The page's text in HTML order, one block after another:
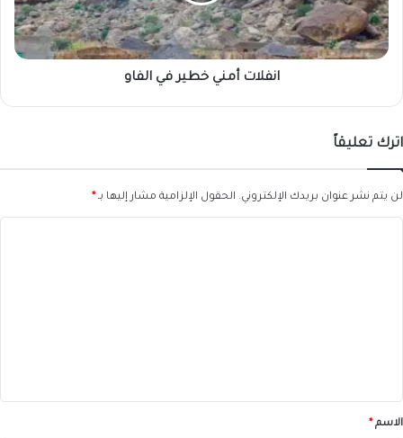
انفلات أمني خطير في الفاو
اترك تعليقاً
لن يتم نشر عنوان بريدك الإلكتروني. الحقول الإلزامية مشار إليها بـ*
*الاسم*